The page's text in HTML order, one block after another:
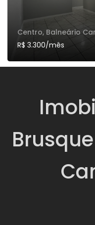
Centro, Balneário
R$ 3.300/mês